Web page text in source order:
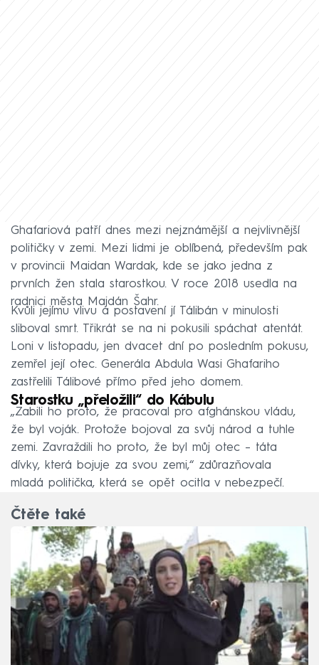
Ghafariová patří dnes mezi nejznámější a nejvlivnější
političky v zemi. Mezi lidmi je oblíbená, především pak
v provincii Maidan Wardak, kde se jako jedna z
prvních žen stala starostkou. V roce 2018 usedla na
radnici města Majdán Šahr.
Kvůli jejímu vlivu a postavení jí Tálibán v minulosti
sliboval smrt. Třikrát se na ni pokusili spáchat atentát.
Loni v listopadu, jen dvacet dní po posledním pokusu,
zemřel její otec. Generála Abdula Wasi Ghafariho
zastřelili Tálibové přímo před jeho domem.
Starostku „přeložili“ do Kábulu
„Zabili ho proto, že pracoval pro afghánskou vládu,
že byl voják. Protože bojoval za svůj národ a tuhle
zemi. Zavraždili ho proto, že byl můj otec – táta
dívky, která bojuje za svou zemi,“ zdůrazňovala
mladá politička, která se opět ocitla v nebezpečí.
Čtěte také